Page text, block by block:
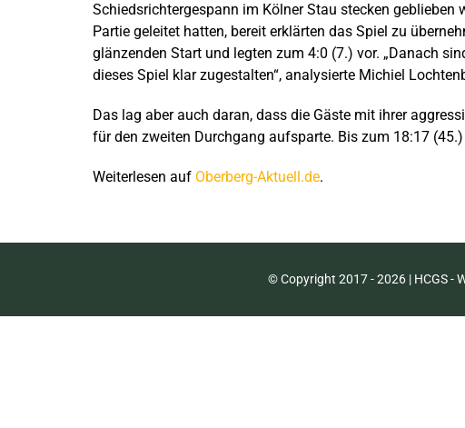
Schiedsrichtergespann im Kölner Stau stecken
Partie geleitet hatten, bereit erklärten das Spiel zu
glänzenden Start und legten zum 4:0 (7.) vor. „Danach
dieses Spiel klar zugestalten“, analysierte Michiel
Das lag aber auch daran, dass die Gäste mit ihrer
für den zweiten Durchgang aufsparte. Bis zum 18:17
Weiterlesen auf Oberberg-Aktuell.de.
© Copyright 2017 -2026 | HCGS -